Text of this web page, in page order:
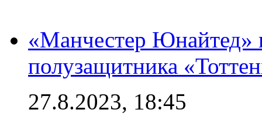
«Манчестер Юнайтед»
полузащитника
27.8.2023, 18:45